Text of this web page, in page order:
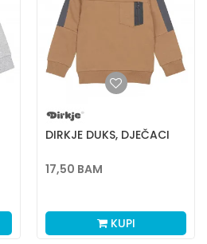
DIRKJE DUKS, DJEČACI
17,50 BAM
KUPI